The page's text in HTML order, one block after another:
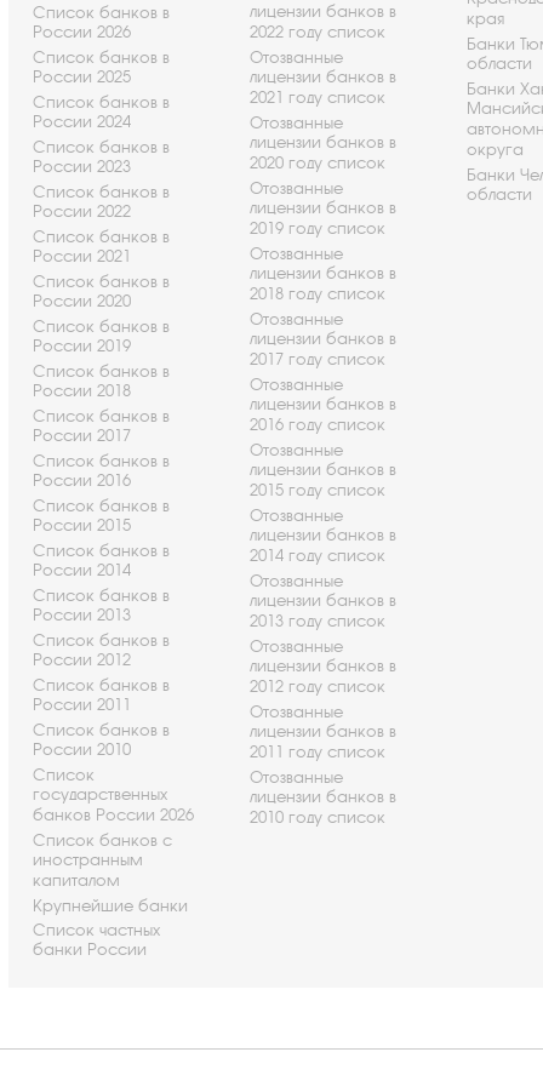
Список банков в
России 2026
Список банков в
России 2025
Список банков в
России 2024
Список банков в
России 2023
Список банков в
России 2022
Список банков в
России 2021
Список банков в
России 2020
Список банков в
России 2019
Список банков в
России 2018
Список банков в
России 2017
Список банков в
России 2016
Список банков в
России 2015
Список банков в
России 2014
Список банков в
России 2013
Список банков в
России 2012
Список банков в
России 2011
Список банков в
России 2010
Список
государственных
банков России 2026
Список банков с
иностранным
капиталом
Крупнейшие банки
Список частных
банки России
лицензии банков в
2022 году список
Отозванные
лицензии банков в
2021 году список
Отозванные
лицензии банков в
2020 году список
Отозванные
лицензии банков в
2019 году список
Отозванные
лицензии банков в
2018 году список
Отозванные
лицензии банков в
2017 году список
Отозванные
лицензии банков в
2016 году список
Отозванные
лицензии банков в
2015 году список
Отозванные
лицензии банков в
2014 году список
Отозванные
лицензии банков в
2013 году список
Отозванные
лицензии банков в
2012 году список
Отозванные
лицензии банков в
2011 году список
Отозванные
лицензии банков в
2010 году список
края
Банки
области
Банки
округа
Банки
области